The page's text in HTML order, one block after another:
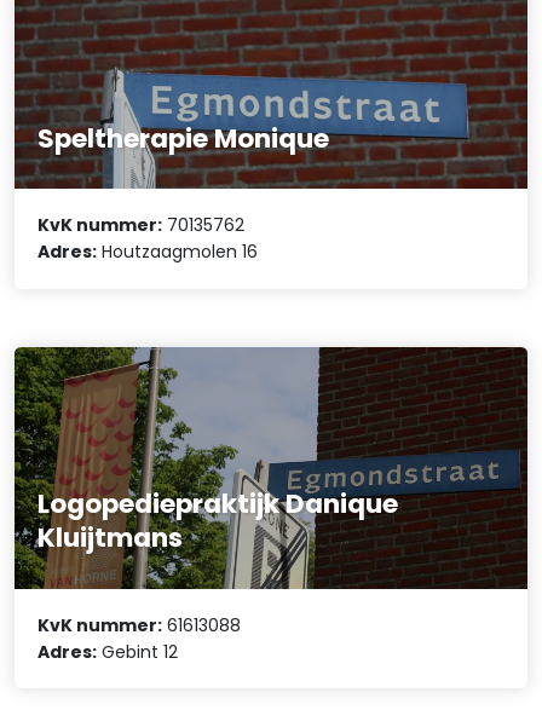
Speltherapie Monique
KvK nummer: 70135762
Adres: Houtzaagmolen 16
Logopediepraktijk Danique
Kluijtmans
KvK nummer: 61613088
Adres: Gebint 12